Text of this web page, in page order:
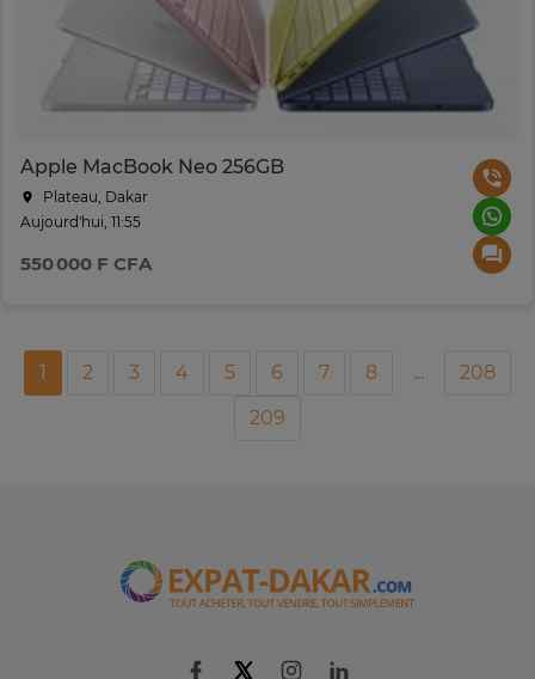
Apple MacBook Neo 256GB
Plateau, Dakar
Aujourd'hui, 11:55
550 000 F CFA
1 2 3 4 5 6 7 8 ...
208
209